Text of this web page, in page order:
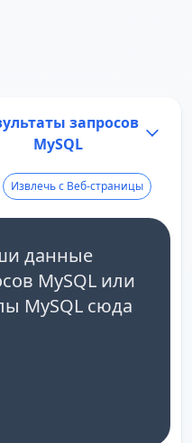
запросов
MySQL
Извлечь с Веб-страницы
данные
MySQL или
MySQL сюда